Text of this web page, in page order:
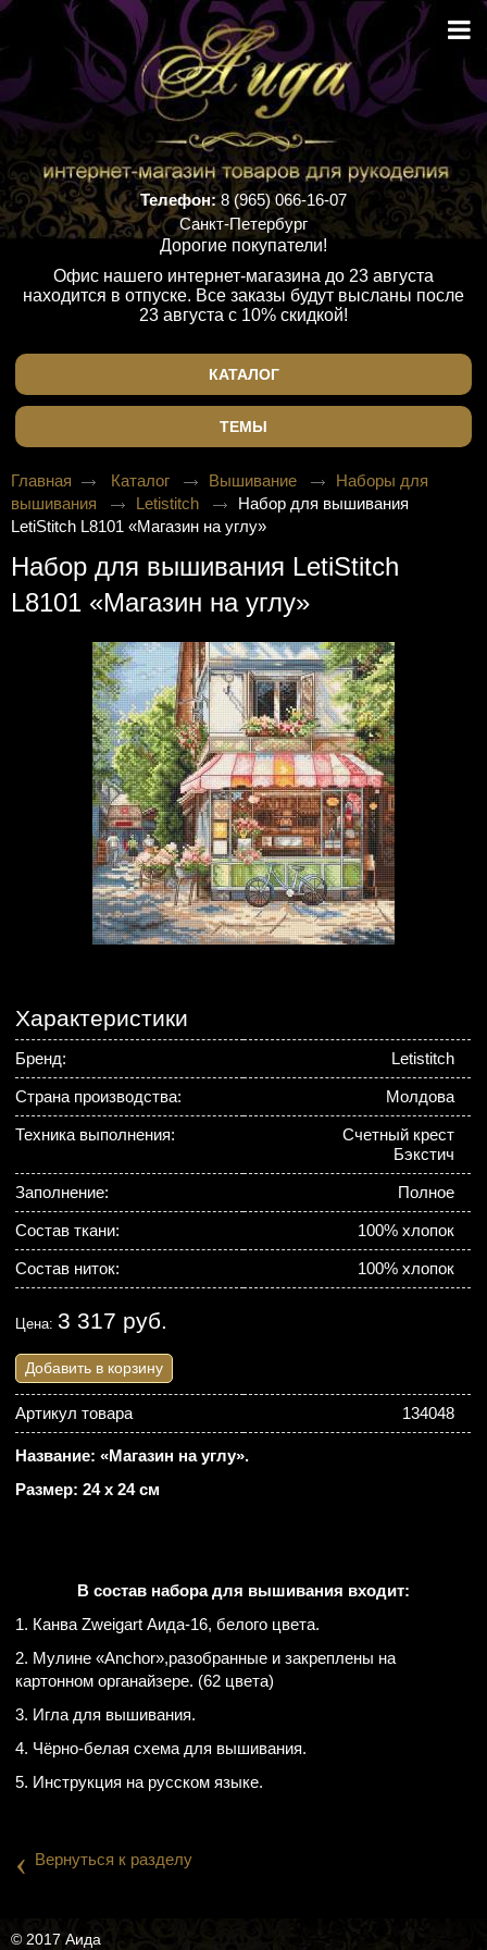
Телефон:8 (965) 066-16-07
Санкт-Петербург
Дорогие покупатели!
Офис нашего интернет-магазина до 23 августа
находится в отпуске. Все заказы будут высланы после
23 августа с 10% скидкой!
КАТАЛОГ
ТЕМЫ
Главная Каталог Вышивание
Наборы для
вышивания
Letistitch
Набор для вышивания
LetiStitch L8101 «Магазин на углу»
Набор для вышивания LetiStitch
L8101 «Магазин на углу»
Характеристики
Бренд: Letistitch
Страна производства: Молдова
Техника выполнения:
Счетный крест
Бэкстич
Заполнение: Полное
Состав ткани: 100% хлопок
Состав ниток: 100% хлопок
Цена:3 317 руб.
Добавить в корзину
Артикул товара 134048
Название: «Магазин на углу».
Размер: 24 х 24 см
В состав набора для вышивания входит:
1. Канва Zweigart Аида-16, белого цвета.
2. Мулине «Anchor»,разобранные и закреплены на
картонном органайзере. (62 цвета)
3. Игла для вышивания.
4. Чёрно-белая схема для вышивания.
5. Инструкция на русском языке.
‹ Вернуться к разделу
© 2017 Аида